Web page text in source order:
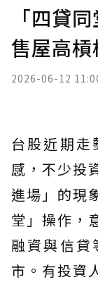
「四貸
售屋高
2026-06-12
台股近期
感，不少投
進場」的現
堂」操作，
融資與信貸
市。有投資